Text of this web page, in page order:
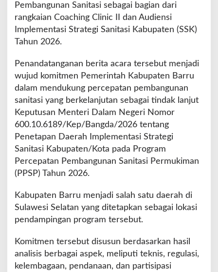
Pembangunan Sanitasi sebagai bagian dari
rangkaian Coaching Clinic II dan Audiensi
Implementasi Strategi Sanitasi Kabupaten (SSK)
Tahun 2026.
Penandatanganan berita acara tersebut menjadi
wujud komitmen Pemerintah Kabupaten Barru
dalam mendukung percepatan pembangunan
sanitasi yang berkelanjutan sebagai tindak lanjut
Keputusan Menteri Dalam Negeri Nomor
600.10.6189/Kep/Bangda/2026 tentang
Penetapan Daerah Implementasi Strategi
Sanitasi Kabupaten/Kota pada Program
Percepatan Pembangunan Sanitasi Permukiman
(PPSP) Tahun 2026.
Kabupaten Barru menjadi salah satu daerah di
Sulawesi Selatan yang ditetapkan sebagai lokasi
pendampingan program tersebut.
Komitmen tersebut disusun berdasarkan hasil
analisis berbagai aspek, meliputi teknis, regulasi,
kelembagaan, pendanaan, dan partisipasi